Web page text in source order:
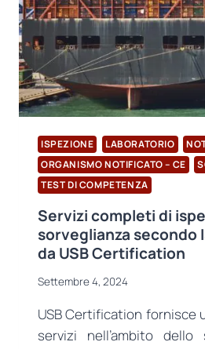
PROTEZIONE
INDIVIDUALE
(DPI)
AGGIORNATE.
ISPEZIONE LABORATORIO
ORGANISMO NOTIFICATO – CE
TEST DI COMPETENZA
Servizi completi di
sorveglianza secondo
da USB Certification
Settembre 4, 2024
USB Certification fornisce
servizi nell’ambito dello